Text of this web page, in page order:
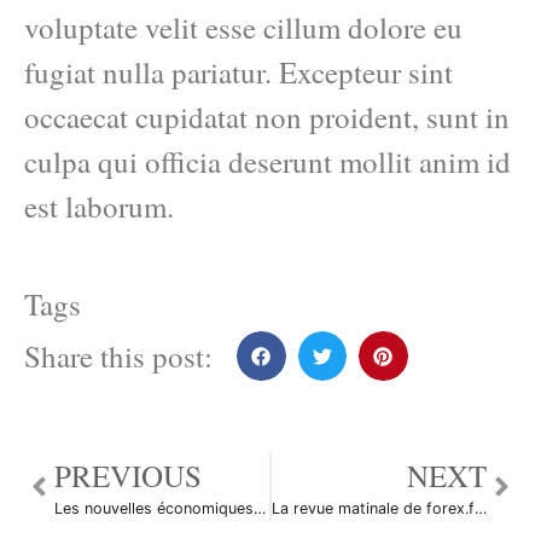
voluptate velit esse cillum dolore eu
fugiat nulla pariatur. Excepteur sint
occaecat cupidatat non proident, sunt in
culpa qui officia deserunt mollit anim id
est laborum.
Tags
Share this post:
PREVIOUS
Les nouvelles économiques du 11 octobre 2010
NEXT
La revue matinale de forex.fr du 11 octobre 2010